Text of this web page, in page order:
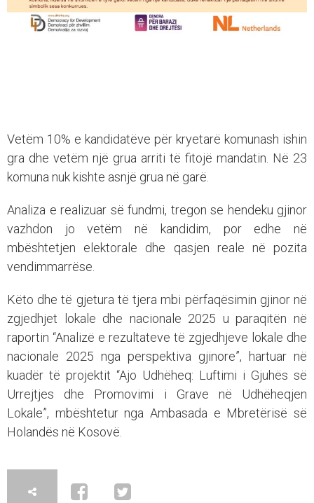
Vetëm 10% e kandidatëve për kryetarë komunash ishin
gra dhe vetëm një grua arriti të fitojë mandatin. Në 23
komuna nuk kishte asnjë grua në garë.
Analiza e realizuar së fundmi, tregon se hendeku gjinor
vazhdon jo vetëm në kandidim, por edhe në
mbështetjen elektorale dhe qasjen reale në pozita
vendimmarrëse.
Këto dhe të gjetura të tjera mbi përfaqësimin gjinor në
zgjedhjet lokale dhe nacionale 2025 u paraqitën në
raportin “Analizë e rezultateve të zgjedhjeve lokale dhe
nacionale 2025 nga perspektiva gjinore”, hartuar në
kuadër të projektit “Ajo Udhëheq: Luftimi i Gjuhës së
Urrejtjes dhe Promovimi i Grave në Udhëheqjen
Lokale”, mbështetur nga Ambasada e Mbretërisë së
Holandës në Kosovë.